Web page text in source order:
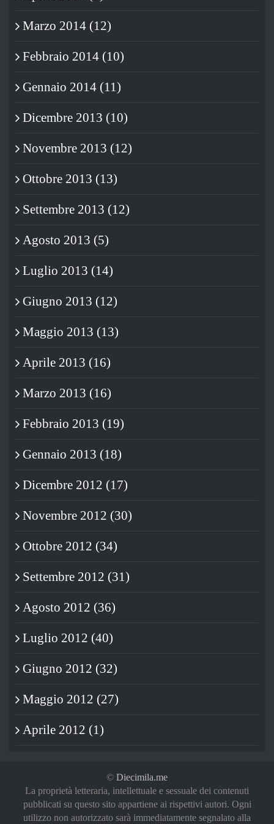
Marzo 2014 (12)
Febbraio 2014 (10)
Gennaio 2014 (11)
Dicembre 2013 (10)
Novembre 2013 (12)
Ottobre 2013 (13)
Settembre 2013 (12)
Agosto 2013 (5)
Luglio 2013 (14)
Giugno 2013 (12)
Maggio 2013 (13)
Aprile 2013 (16)
Marzo 2013 (16)
Febbraio 2013 (19)
Gennaio 2013 (18)
Dicembre 2012 (17)
Novembre 2012 (30)
Ottobre 2012 (34)
Settembre 2012 (31)
Agosto 2012 (36)
Luglio 2012 (40)
Giugno 2012 (32)
Maggio 2012 (27)
Aprile 2012 (1)
© Diecimila.me
La proprietà letteraria, intellettuale e sessuale dei contenuti
pubblicati su questo sito appartiene ai rispettivi autori. Ogni
utilizzo non autorizzato sarà immediatamente segnalato alla